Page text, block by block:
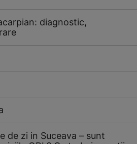
diagnostic,
de zi in Suceava – sunt